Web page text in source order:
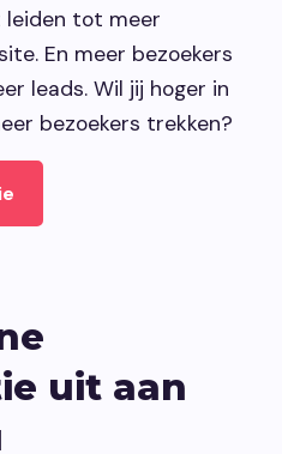
tot meer
En meer bezoekers
leads. Wil jij hoger in
bezoekers trekken?
uit aan